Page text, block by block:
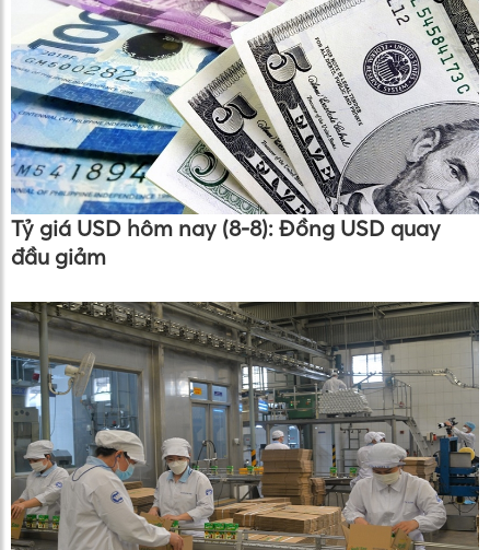
Tỷ giá USD hôm nay (8-8): Đồng USD quay
đầu giảm